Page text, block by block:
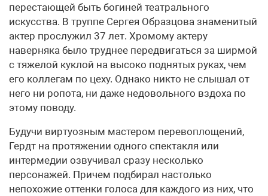
перестающей быть богиней театрального
искусства. В труппе Сергея Образцова знаменитый
актер прослужил 37 лет. Хромому актеру
наверняка было труднее передвигаться за ширмой
с тяжелой куклой на высоко поднятых руках, чем
его коллегам по цеху. Однако никто не слышал от
него ни ропота, ни даже недовольного вздоха по
этому поводу.
Будучи виртуозным мастером перевоплощений,
Гердт на протяжении одного спектакля или
интермедии озвучивал сразу несколько
персонажей. Причем подбирал настолько
непохожие оттенки голоса для каждого из них, что